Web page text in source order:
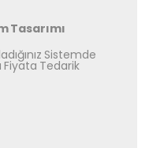
Tasarımı
Sistemde
Fiyata Tedarik